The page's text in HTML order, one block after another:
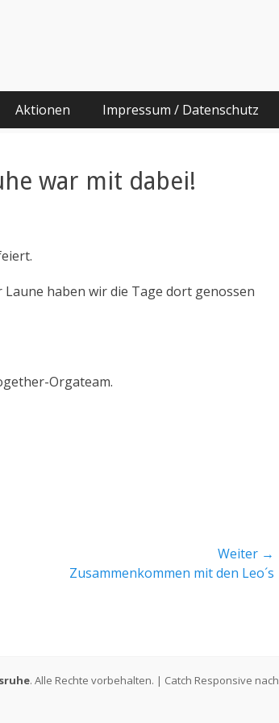
Aktionen Impressum / Datenschutz
war mit dabei!
haben wir die Tage dort genossen
Orgateam.
Weiter →
Zusammenkommen mit den Leo´s
. Alle Rechte vorbehalten. | Catch Responsive nach